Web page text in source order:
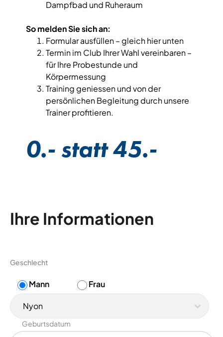
Dampfbad und Ruheraum
So melden Sie sich an:
Formular ausfüllen – gleich hier unten
Termin im Club Ihrer Wahl vereinbaren –
für Ihre Probestunde und
Körpermessung
Training geniessen und von der
persönlichen Begleitung durch unsere
Trainer profitieren.
0.- statt 45.-
Ihre Informationen
Geschlecht
Mann Frau
Nyon
Geburtsdatum